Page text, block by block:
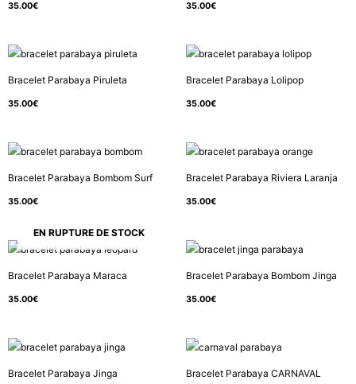
35.00€ 35.00€
Bracelet Parabaya Piruleta
35.00€
Bracelet Parabaya Lolipop
35.00€
Bracelet Parabaya Bombom Surf
35.00€
Bracelet Parabaya Riviera Laranja
35.00€
EN RUPTURE DE STOCK
Bracelet Parabaya Maraca
35.00€
Bracelet Parabaya Bombom Jinga
35.00€
Bracelet Parabaya Jinga Bracelet Parabaya CARNAVAL